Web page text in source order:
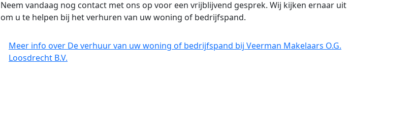
Neem vandaag nog contact met ons op voor een vrijblijvend gesprek. Wij kijken ernaar uit
om u te helpen bij het verhuren van uw woning of bedrijfspand.
Meer info over De verhuur van uw woning of bedrijfspand bij Veerman Makelaars O.G.
Loosdrecht B.V.